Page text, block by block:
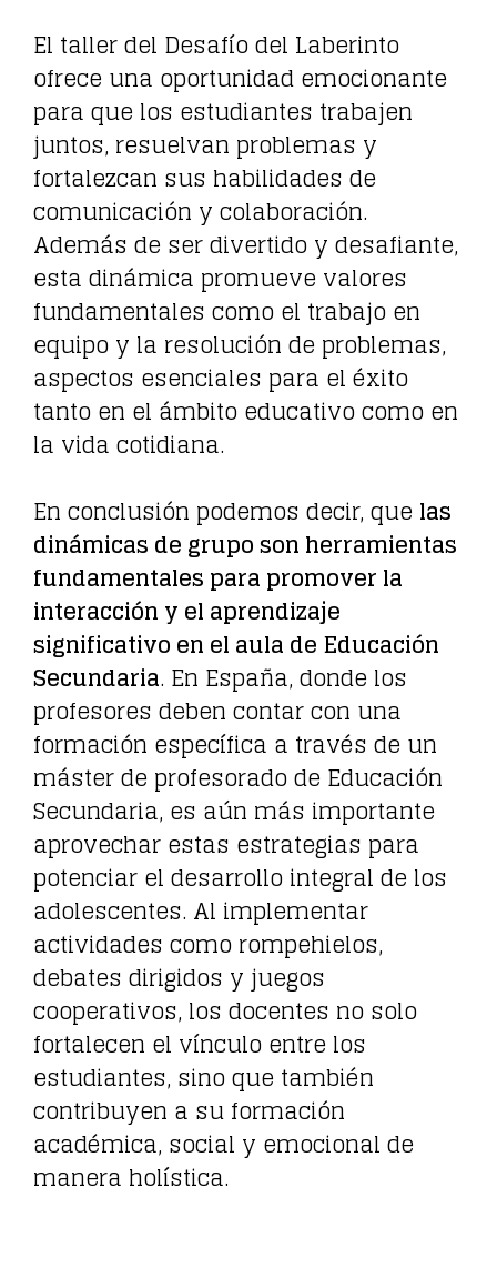
El taller del Desafío del Laberinto
ofrece una oportunidad emocionante
para que los estudiantes trabajen
juntos, resuelvan problemas y
fortalezcan sus habilidades de
comunicación y colaboración.
Además de ser divertido y desafiante,
esta dinámica promueve valores
fundamentales como el trabajo en
equipo y la resolución de problemas,
aspectos esenciales para el éxito
tanto en el ámbito educativo como en
la vida cotidiana.
En conclusión podemos decir, quelas
dinámicas de grupo son herramientas
fundamentales para promover la
interacción y el aprendizaje
significativo en el aula de Educación
Secundaria. En España, donde los
profesores deben contar con una
formación específica a través de un
máster de profesorado de Educación
Secundaria, es aún más importante
aprovechar estas estrategias para
potenciar el desarrollo integral de los
adolescentes. Al implementar
actividades como rompehielos,
debates dirigidos y juegos
cooperativos, los docentes no solo
fortalecen el vínculo entre los
estudiantes, sino que también
contribuyen a su formación
académica, social y emocional de
manera holística.